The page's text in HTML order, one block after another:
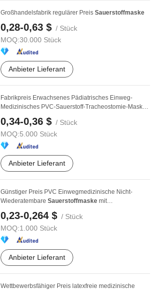
Großhandelsfabrik regulärer Preis Sauerstoffmaske
0,28-0,63 $ / Stück
MOQ:30.000 Stück
Anbieter Lieferant
Fabrikpreis Erwachsenes Pädiatrisches Einweg-
Medizinisches PVC-Sauerstoff-Tracheostomie-Maske
0,34-0,36 $ / Stück
MOQ:5.000 Stück
Anbieter Lieferant
Günstiger Preis PVC Einwegmedizinische Nicht-
Wiederatembare Sauerstoffmaske mit
Reservoirbeutel Grün
0,23-0,264 $ / Stück
MOQ:1.000 Stück
Anbieter Lieferant
Wettbewerbsfähiger Preis latexfreie medizinische